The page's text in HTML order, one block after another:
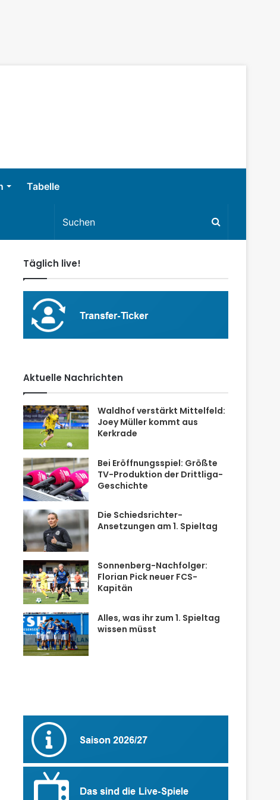
Tabelle
Täglich live!
Aktuelle Nachrichten
Waldhof verstärkt Mittelfeld:
Joey Müller kommt aus
Kerkrade
Bei Eröffnungsspiel: Größte
TV-Produktion der Drittliga-
Geschichte
Die Schiedsrichter-
Ansetzungen am 1. Spieltag
Sonnenberg-Nachfolger:
Florian Pick neuer FCS-
Kapitän
Alles, was ihr zum 1. Spieltag
wissen müsst